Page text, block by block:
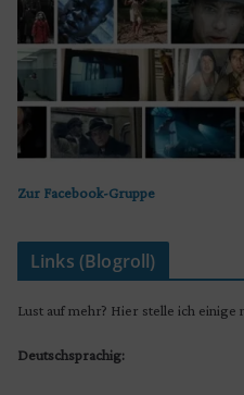
Zur Facebook-Gruppe
Links (Blogroll)
Lust auf mehr? Hier stelle ich
Deutschsprachig: